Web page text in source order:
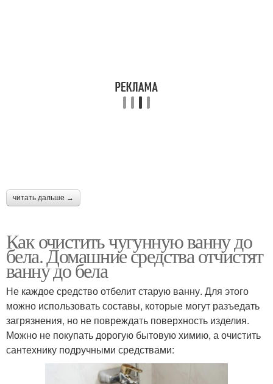
читать дальше →
Как очистить чугунную ванну до
бела. Домашние средства отчистят
ванну до бела
Не каждое средство отбелит старую ванну. Для этого
можно использовать составы, которые могут разъедать
загрязнения, но не повреждать поверхность изделия.
Можно не покупать дорогую бытовую химию, а очистить
сантехнику подручными средствами: